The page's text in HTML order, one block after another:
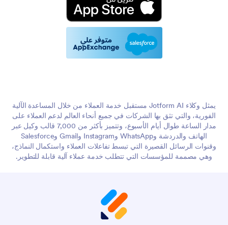
يمثل وكلاء Jotform AI مستقبل خدمة العملاء من خلال المساعدة الآلية
الفورية، والتي تثق بها الشركات في جميع أنحاء العالم لدعم العملاء على
مدار الساعة طوال أيام الأسبوع، وتتميز بأكثر من 7,000 قالب وكيل عبر
الهاتف والدردشة وWhatsApp وInstagram وGmail وSalesforce
وقنوات الرسائل القصيرة التي تبسط تفاعلات العملاء واستكمال النماذج،
وهي مصممة للمؤسسات التي تتطلب خدمة عملاء آلية قابلة للتطوير.